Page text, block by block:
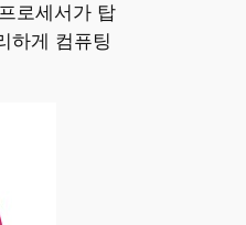
로세서가 탑
하게 컴퓨팅